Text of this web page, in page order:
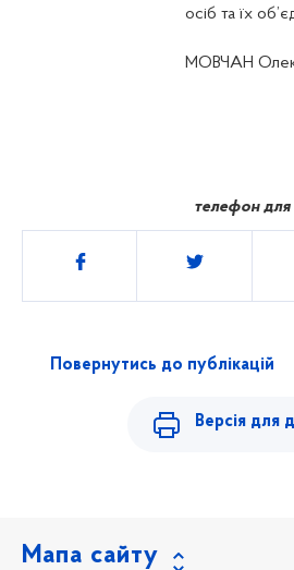
осіб та їх
МОВЧАН
телефон для
Поділитись
Повернутись до публікацій
Версія для
Мапа сайту